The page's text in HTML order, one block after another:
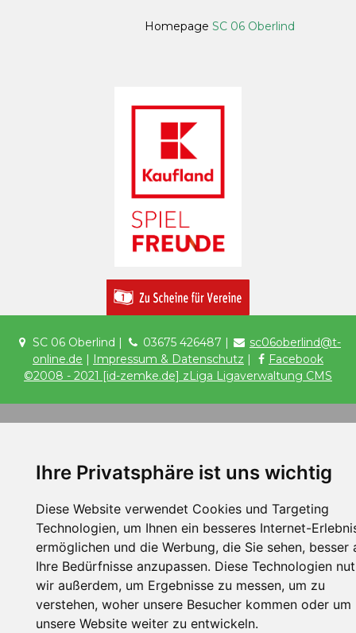
Ihre Privatsphäre ist uns wichtig
Diese Website verwendet Cookies und Targeting
Technologien, um Ihnen ein besseres Internet-
ermöglichen und die Werbung, die Sie sehen, besser
Ihre Bedürfnisse anzupassen. Diese Technologien
wir außerdem, um Ergebnisse zu messen, um zu
verstehen, woher unsere Besucher kommen oder um
unsere Website weiter zu entwickeln.
Homepage SC 06 Oberlind
SC 06 Oberlind | 03675 426487 |
sc06oberlind@t-
online.de | Impressum & Datenschutz |
Facebook
©2008 - 2021 [id-zemke.de] zLiga Ligaverwaltung CMS